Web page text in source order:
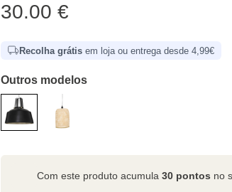
30.00 €
Recolha grátis em loja ou entrega desde 4,99€
Outros modelos
Com este produto acumula30 pontos no